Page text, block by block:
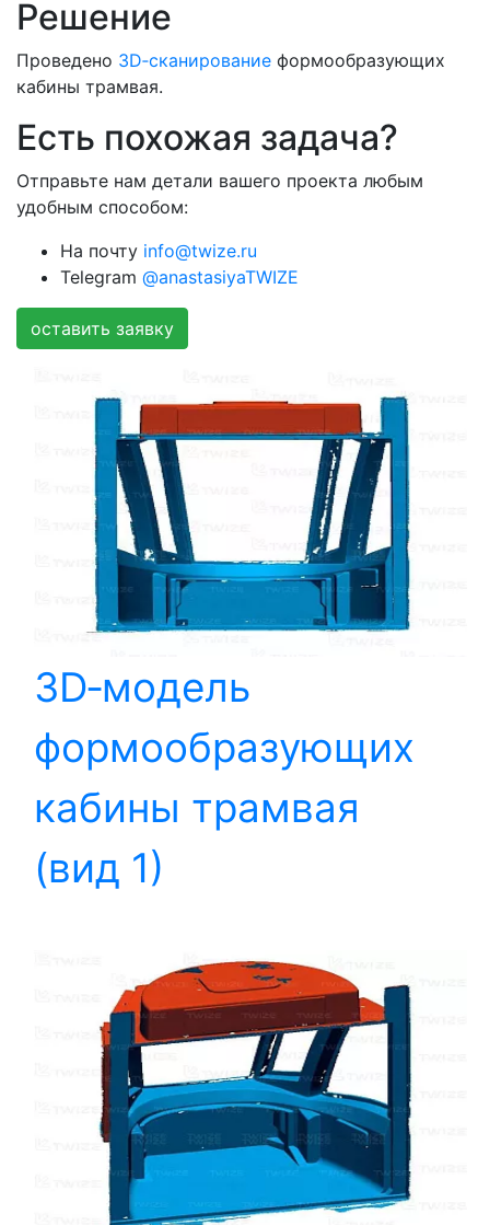
Решение
Проведено 3D‑сканирование формообразующих
кабины трамвая.
Есть похожая задача?
Отправьте нам детали вашего проекта любым
удобным способом:
На почту info@twize.ru
Telegram @anastasiyaTWIZE
оставить заявку
3D‑модель
формообразующих
кабины трамвая
(вид 1)